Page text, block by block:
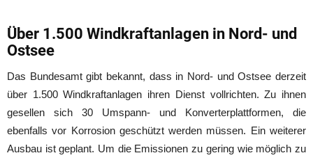
Über 1.500 Windkraftanlagen in Nord- und
Ostsee
Das Bundesamt gibt bekannt, dass in Nord- und Ostsee derzeit
über 1.500 Windkraftanlagen ihren Dienst vollrichten. Zu ihnen
gesellen sich 30 Umspann- und Konverterplattformen, die
ebenfalls vor Korrosion geschützt werden müssen. Ein weiterer
Ausbau ist geplant. Um die Emissionen zu gering wie möglich zu